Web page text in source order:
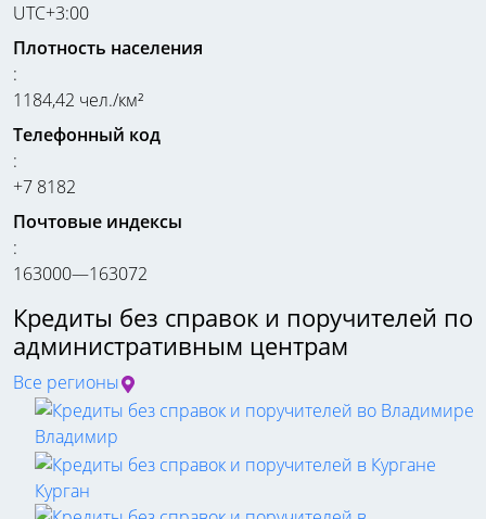
UTC+3:00
Плотность населения
:
1184,42 чел./км²
Телефонный код
:
+7 8182
Почтовые индексы
:
163000—163072
Кредиты без справок и поручителей по
административным центрам
Все регионы
Владимир
Курган